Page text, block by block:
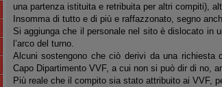
una partenza istituita e retribuita per altri compiti),
Insomma di tutto e di più e raffazzonato, segno
Si aggiunga che il personale nel sito è dislocato in
l’arco del turno.
Alcuni sostengono che ciò derivi da una richiesta
Capo Dipartimento VVF, a cui non si può dir di no,
Più reale che il compito sia stato attribuito ai VVF,